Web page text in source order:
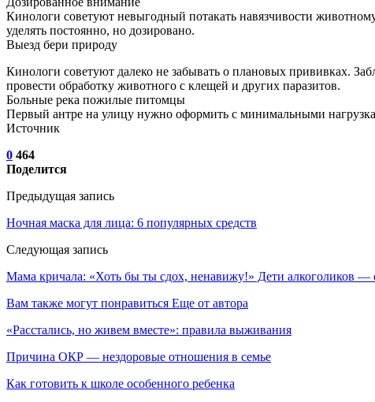
Кинологи советуют невыгодный потакать навязчивости
уделять постоянно, но дозировано.
Выезд бери природу
Кинологи советуют далеко не забывать о плановых прививках.
провести обработку животного с клещей и других паразитов.
Больные река пожилые питомцы
Первый антре на улицу нужно оформить с минимальными
Источник
0 464
Поделится
Предыдущая запись
Ночная маска для лица: 6 популярных средств
Следующая запись
Мама кричала: «Хоть бы ты сдох, ненавижу!» Дети алкоголиков —
Вам также могут понравиться Еще от автора
«Расстались, но живем вместе»: правила выживания
Причина ОКР — нездоровые отношения в семье
Как готовить к школе особенного ребенка